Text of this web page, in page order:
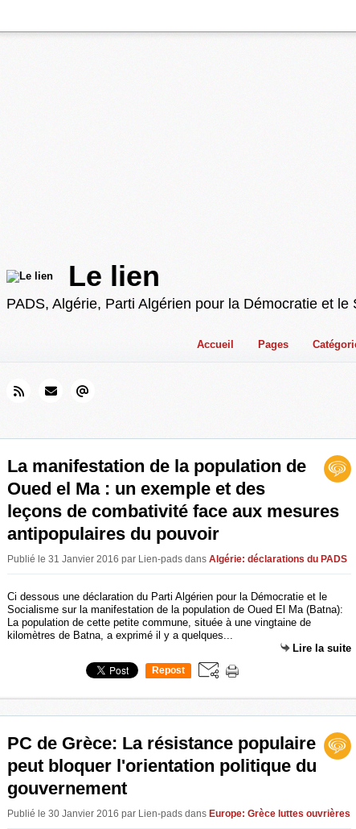
Le lien
PADS, Algérie, Parti Algérien pour la Démocratie et
Accueil Pages
La manifestation de la population de
Oued el Ma : un exemple et des
leçons de combativité face aux mesures
antipopulaires du pouvoir
Publié le 31 Janvier 2016 par Lien-pads dans Algérie: déclarations du PADS
Ci dessous une déclaration du Parti Algérien pour la Démocratie et le
Socialisme sur la manifestation de la population de Oued El Ma (Batna):
La population de cette petite commune, située à une vingtaine de
kilomètres de Batna, a exprimé il y a quelques...
Lire la suite
Repost
PC de Grèce: La résistance populaire
peut bloquer l'orientation politique du
gouvernement
Publié le 30 Janvier 2016 par Lien-pads dans Europe: Grèce luttes ouvrières